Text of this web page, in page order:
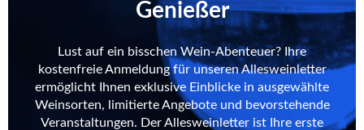
Genießer
Lust auf ein bisschen Wein-Abenteuer? Ihre
kostenfreie Anmeldung für unseren Allesweinletter
ermöglicht Ihnen exklusive Einblicke in ausgewählte
Weinsorten, limitierte Angebote und bevorstehende
Veranstaltungen. Der Allesweinletter ist Ihre erste